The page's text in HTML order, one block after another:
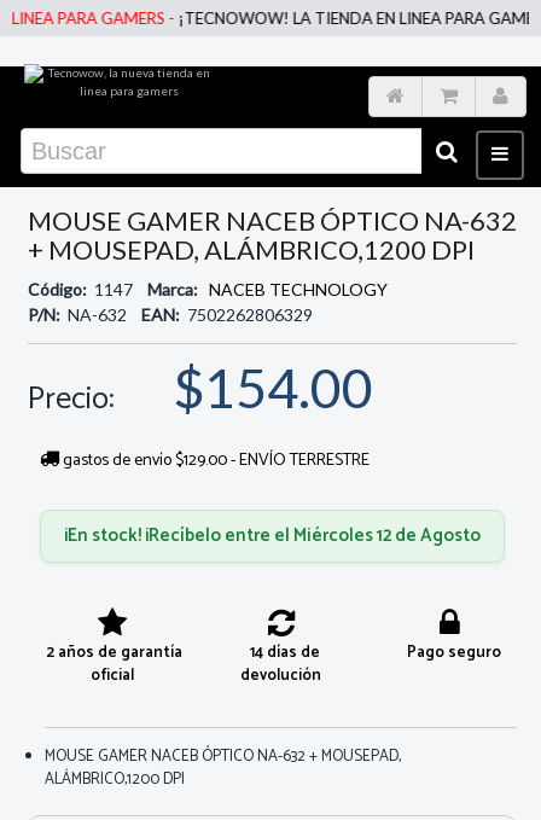
PARA GAMERS -¡TECNOWOW! LA TIENDA EN LINEA PARA GAMERS
MOUSE GAMER NACEB ÓPTICO NA-632
+ MOUSEPAD, ALÁMBRICO,1200 DPI
Código: 1147 Marca: NACEB TECHNOLOGY
P/N: NA-632 EAN: 7502262806329
Precio: $154.00
gastos de envío $129.00 - ENVÍO TERRESTRE
¡En stock! ¡Recíbelo entre el Miércoles 12 de Agosto
2 años de garantía
oficial
14 días de
devolución
Pago seguro
MOUSE GAMER NACEB ÓPTICO NA-632 + MOUSEPAD,
ALÁMBRICO,1200 DPI